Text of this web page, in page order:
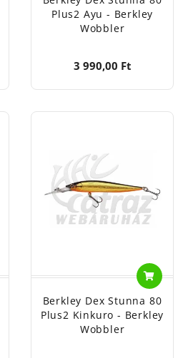
Plus2 Ayu - Berkley
Wobbler
3 990,00 Ft
Berkley Dex Stunna 80
Plus2 Kinkuro - Berkley
Wobbler